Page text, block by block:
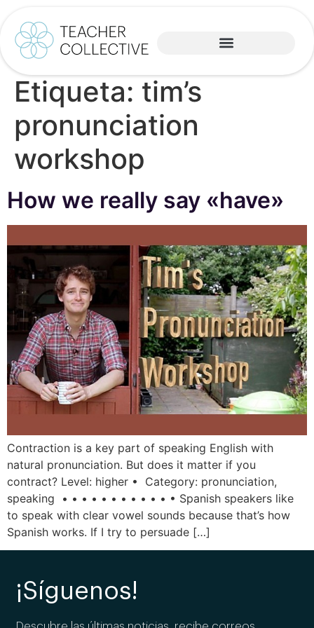
Etiqueta: tim’s
pronunciation
workshop
How we really say «have»
Contraction is a key part of speaking English with
natural pronunciation. But does it matter if you
contract? Level: higher • Category: pronunciation,
speaking • • • • • • • • • • • • Spanish speakers like
to speak with clear vowel sounds because that’s how
Spanish works. If I try to persuade […]
¡Síguenos!